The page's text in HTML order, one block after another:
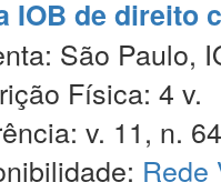
IOB de direito
São Paulo,
Física: 4 v.
v. 11, n.
Rede